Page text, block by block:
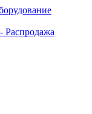
Распродажа